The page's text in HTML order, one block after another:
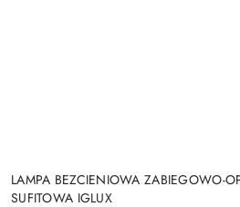
LAMPA BEZCIENIOWA ZABIEGOWO-
SUFITOWA IGLUX